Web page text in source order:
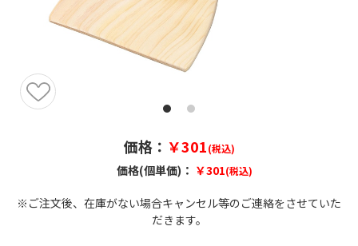
価格： ￥301(税込)
価格(個単価)： ￥301(税込)
※ご注文後、在庫がない場合キャンセル等のご連絡をさせていた
だきます。